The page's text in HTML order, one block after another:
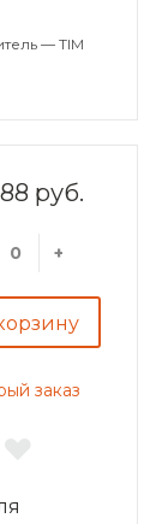
— TIM
руб.
+
заказ